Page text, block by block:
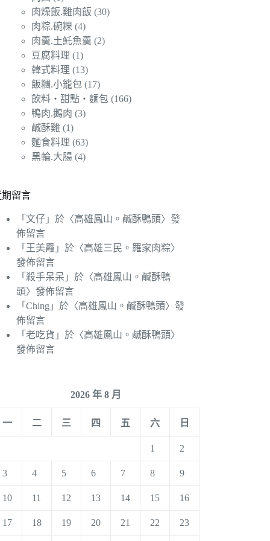
肉燥飯.雞肉飯 (30)
肉粽.碗粿 (4)
肉羹.土魠魚羹 (2)
豆腐料理 (1)
韓式料理 (13)
飯糰.小籠包 (17)
飲料‧甜點‧麵包 (166)
鴨肉.鵝肉 (3)
鹹酥雞 (1)
麵食料理 (63)
黑輪.大腸 (4)
期留言
「文仔 」於〈高雄鳳山。鹹酥鴨頭〉發
佈留言
「 王美霞 」於〈高雄三民。羅家肉粽〉
發佈留言
「殺手呆呆 」於〈高雄鳳山。鹹酥鴨
頭〉發佈留言
「Ching 」於〈高雄鳳山。鹹酥鴨頭〉發
佈留言
「老吃貨 」於〈高雄鳳山。鹹酥鴨頭〉
發佈留言
2026 年 8 月
一 二 三 四 五 六 日
1 2
3 4 5 6 7 8 9
10 11 12 13 14 15 16
17 18 19 20 21 22 23